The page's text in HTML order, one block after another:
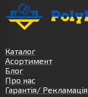
Каталог
Асортимент
Блог
Про нас
Гарантія/ Рекламація